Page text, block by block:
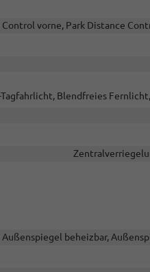
Control vorne, Park Distance
Blendfreies
beheizbar,